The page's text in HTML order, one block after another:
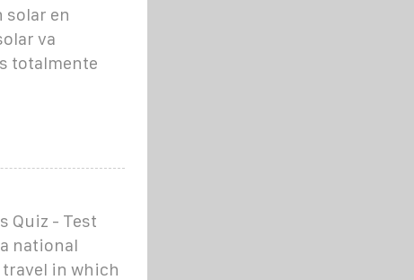
solar en
va
totalmente
Quiz - Test
national
in which